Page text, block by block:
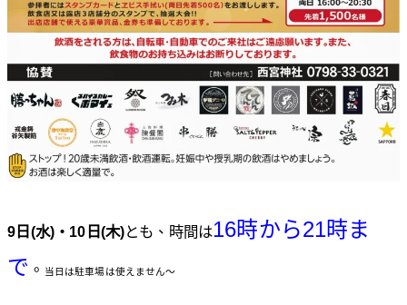
9日(水)・10日(木)とも、時間は16時から21時ま
で 。 当日は駐車場は使えません〜